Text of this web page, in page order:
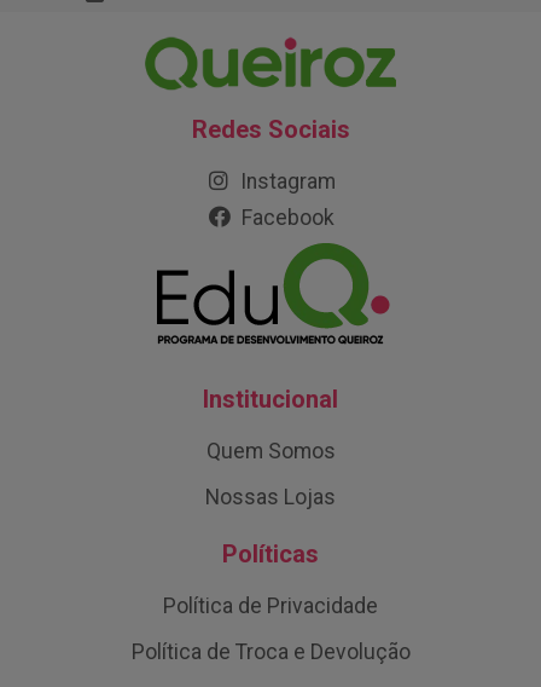
Redes Sociais
Instagram
Facebook
Institucional
Quem Somos
Nossas Lojas
Políticas
Política de Privacidade
Política de Troca e Devolução